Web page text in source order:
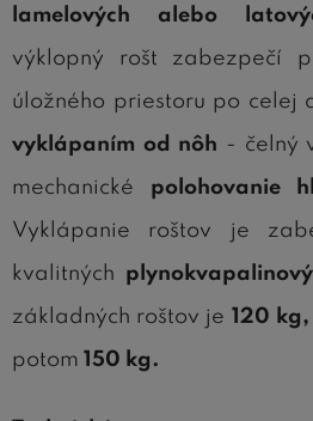
lamelových alebo
výklopný rošt zabezpečí
úložného priestoru po celej
vyklápaním od nôh - čelný
mechanické polohovanie
Vyklápanie roštov je
kvalitných
základných roštov je 120
potom 150 kg.